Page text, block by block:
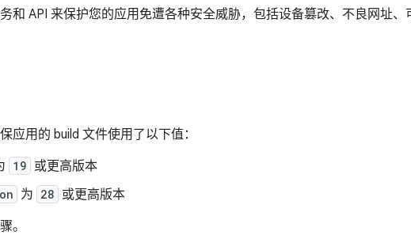
和 API 来保护您的应用免遭各种安全威胁，包括设备篡改、不良网址、
应用的 build 文件使用了以下值：
19 或更高版本
为 28 或更高版本
。